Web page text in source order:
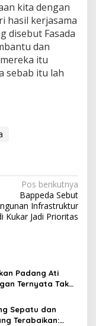
kita dengan
hasil kerjasama
disebut Fasada
dan
itu
sebab itu lah
Pos berikutnya
Bappeda Sebut
Infrastruktur
Kukar Jadi Prioritas
Padang Ati
Ternyata Tak
Pelecehan 6
Sepatu dan
Terabaikan: